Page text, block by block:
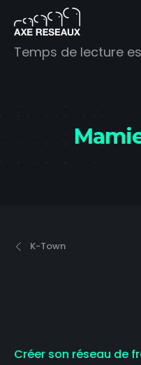
Temps de lecture
K-Town
Créer son réseau de